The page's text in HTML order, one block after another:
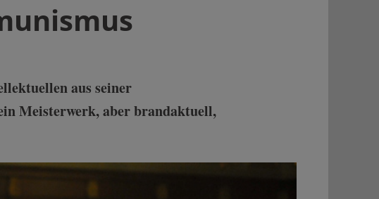
aus seiner
Meisterwerk, aber brandaktuell,